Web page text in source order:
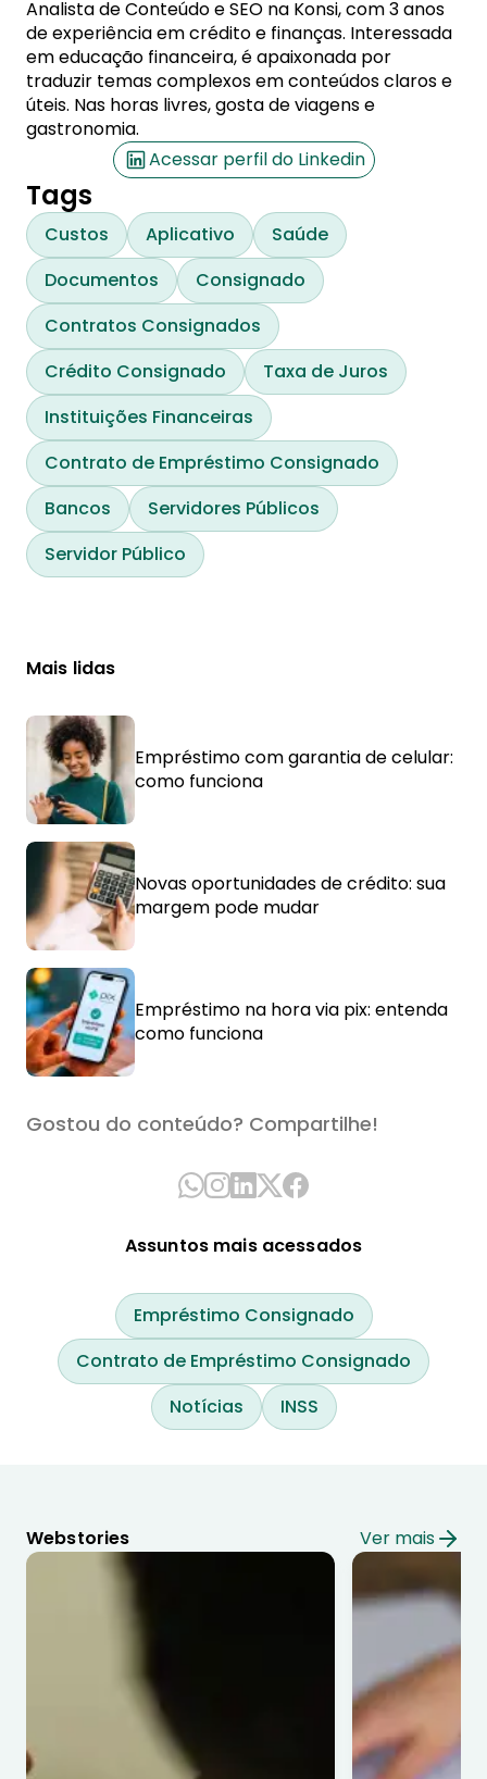
Analista de Conteúdo e SEO na Konsi, com 3 anos
de experiência em crédito e finanças. Interessada
em educação financeira, é apaixonada por
traduzir temas complexos em conteúdos claros e
úteis. Nas horas livres, gosta de viagens e
gastronomia.
Acessar perfil do Linkedin
Tags
Custos Aplicativo
Saúde
Documentos
Consignado
Contratos Consignados
Crédito Consignado
Taxa de Juros
Instituições Financeiras
Contrato de Empréstimo Consignado
Bancos
Servidores Públicos
Servidor Público
Mais lidas
Empréstimo com garantia de celular:
como funciona
Novas oportunidades de crédito: sua
margem pode mudar
Empréstimo na hora via pix: entenda
como funciona
Gostou do conteúdo? Compartilhe!
Assuntos mais acessados
Empréstimo Consignado
Contrato de Empréstimo Consignado
Notícias
INSS
Webstories Ver mais